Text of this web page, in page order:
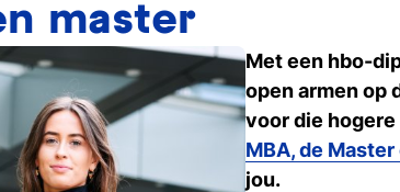
Tio-professionals in verschillende
als:
Reclame-
Mkb
PR-bureaus
master
Met een hbo-
open armen op
voor die
MBA, de
jou.